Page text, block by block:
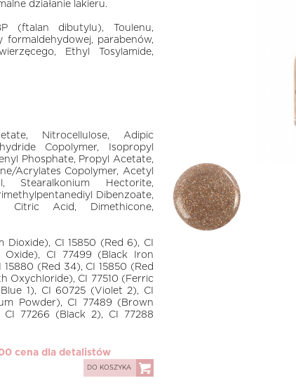
działanie lakieru.
(ftalan dibutylu), Toulenu,
formaldehydowej, parabenów,
Ethyl Tosylamide,
Nitrocellulose, Adipic
Copolymer, Isopropyl
Phosphate, Propyl Acetate,
Acrylates Copolymer, Acetyl
Stearalkonium Hectorite,
Dibenzoate,
Citric Acid, Dimethicone,
Dioxide), CI 15850 (Red 6), CI
CI 77499 (Black Iron
(Red 34), CI 15850 (Red
Oxychloride), CI 77510 (Ferric
1), CI 60725 (Violet 2), CI
Powder), CI 77489 (Brown
CI 77266 (Black 2), CI 77288
cena dla detalistów
DO KOSZYKA